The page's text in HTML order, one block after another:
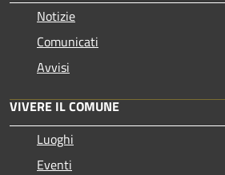
Notizie
Comunicati
Avvisi
VIVERE IL COMUNE
Luoghi
Eventi